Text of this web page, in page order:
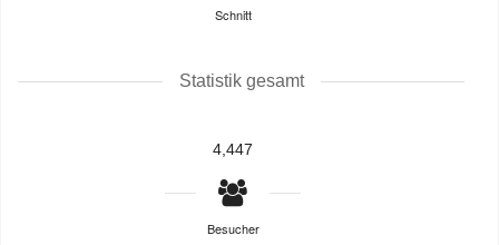
Schnitt
Statistik gesamt
4,447
Besucher